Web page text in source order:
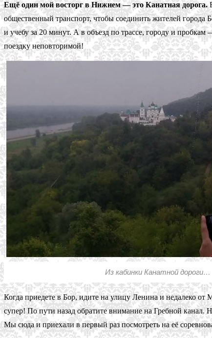
Ещё один мой восторг в Нижнем — это Канатная дорога.
общественный транспорт, чтобы соединить жителей города
и учебу за 20 минут. А в объезд по трассе, городу и
поездку неповторимой!
Из кабинки Канатной дороги…
Когда приедете в Бор, идите на улицу Ленина и недалеко от
супер! По пути назад обратите внимание на Гребной канал.
Мы сюда и приехали в первый раз посмотреть на её